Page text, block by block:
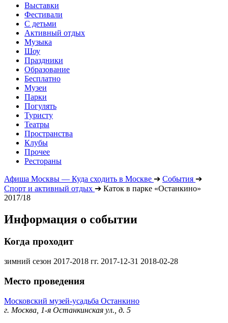
Выставки
Фестивали
С детьми
Активный отдых
Музыка
Шоу
Праздники
Образование
Бесплатно
Музеи
Парки
Погулять
Туристу
Театры
Пространства
Клубы
Прочее
Рестораны
Афиша Москвы — Куда сходить в Москве ➔ События ➔
Спорт и активный отдых ➔ Каток в парке «Останкино»
2017/18
Информация о событии
Когда проходит
зимний сезон 2017-2018 гг. 2017-12-31 2018-02-28
Место проведения
Московский музей-усадьба Останкино
г. Москва, 1-я Останкинская ул., д. 5